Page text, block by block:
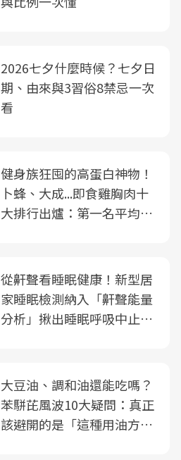
2026七夕什麼時候？七夕日
期、由來與3習俗8禁忌一次
看
健身族狂囤的高蛋白神物！
卜蜂、大成...即食雞胸肉十
大排行出爐：第一名平均一
從鼾聲看睡眠健康！新型居
家睡眠檢測納入「鼾聲能量
分析」揪出睡眠呼吸中止症
大豆油、調和油還能吃嗎？
苯駢芘風波10大疑問：真正
該避開的是「這種用油方